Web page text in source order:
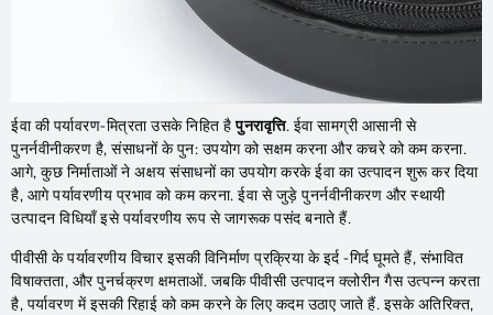
ईवा की पर्यावरण-मित्रता उसके निहित हैपुनरावृत्ति. ईवा सामग्री आसानी से
पुनर्नवीनीकरण है, संसाधनों के पुन: उपयोग को सक्षम करना और कचरे को कम करना.
आगे, कुछ निर्माताओं ने अक्षय संसाधनों का उपयोग करके ईवा का उत्पादन शुरू कर दिया
है, आगे पर्यावरणीय प्रभाव को कम करना. ईवा से जुड़े पुनर्नवीनीकरण और स्थायी
उत्पादन विधियाँ इसे पर्यावरणीय रूप से जागरूक पसंद बनाते हैं.
पीवीसी के पर्यावरणीय विचार इसकी विनिर्माण प्रक्रिया के इर्द -गिर्द घूमते हैं, संभावित
विषाक्तता, और पुनर्चक्रण क्षमताओं. जबकि पीवीसी उत्पादन क्लोरीन गैस उत्पन्न करता
है, पर्यावरण में इसकी रिहाई को कम करने के लिए कदम उठाए जाते हैं. इसके अतिरिक्त,